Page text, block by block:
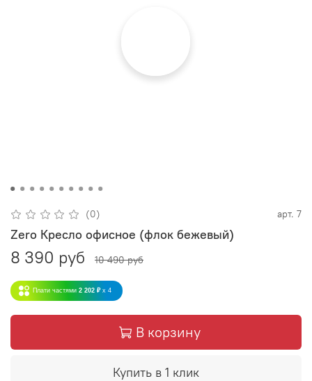
(0) арт. 7
Zero Кресло офисное (флок бежевый)
8 390 руб 10 490 руб
Плати частями 2 202 ₽ x 4
В корзину
Купить в 1 клик